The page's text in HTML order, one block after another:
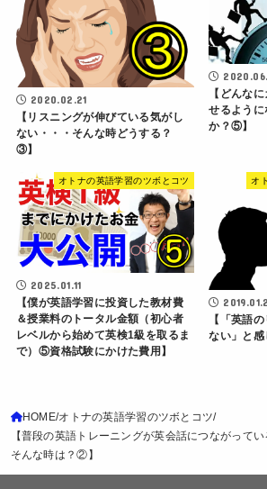
2020.02.21
【リスニングが伸びている気がし
ない・・・そんな時どうする？
③】
【どんな
せるよう
か？⑤】
オトナの英語学習のツボとコツ
2025.01.11
【僕が英語学習に投資した教材費
＆授業料のトータル金額（初心者
レベルから始めて英検1級を取るま
で）⑤資格試験にかけた費用】
オ
【「英語
ない」と
HOME オトナの英語学習のツボとコツ
【普段の英語トレーニングが英会話につながって
そんな時は？②】